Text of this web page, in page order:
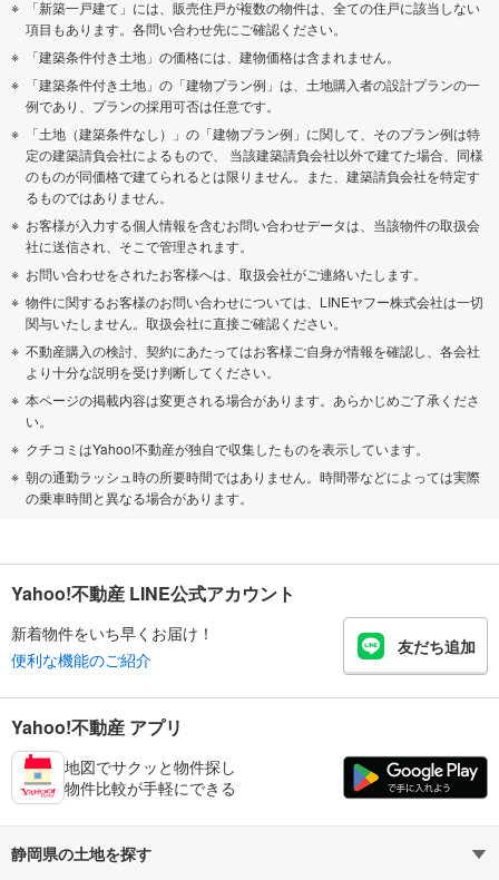
「新築一戸建て」には、販売住戸が複数の物件は、全ての住戸に該当しない
項目もあります。各問い合わせ先にご確認ください。
「建築条件付き土地」の価格には、建物価格は含まれません。
「建築条件付き土地」の「建物プラン例」は、土地購入者の設計プランの一
例であり、プランの採用可否は任意です。
「土地（建築条件なし）」の「建物プラン例」に関して、そのプラン例は特
定の建築請負会社によるもので、 当該建築請負会社以外で建てた場合、同様
のものが同価格で建てられるとは限りません。また、建築請負会社を特定す
るものではありません。
お客様が入力する個人情報を含むお問い合わせデータは、当該物件の取扱会
社に送信され、そこで管理されます。
お問い合わせをされたお客様へは、取扱会社がご連絡いたします。
物件に関するお客様のお問い合わせについては、LINEヤフー株式会社は一切
関与いたしません。取扱会社に直接ご確認ください。
不動産購入の検討、契約にあたってはお客様ご自身が情報を確認し、各会社
より十分な説明を受け判断してください。
本ページの掲載内容は変更される場合があります。あらかじめご了承くださ
い。
クチコミはYahoo!不動産が独自で収集したものを表示しています。
朝の通勤ラッシュ時の所要時間ではありません。時間帯などによっては実際
の乗車時間と異なる場合があります。
Yahoo!不動産 LINE公式アカウント
新着物件をいち早くお届け！
便利な機能のご紹介
友だち追加
Yahoo!不動産 アプリ
地図でサクッと物件探し
物件比較が手軽にできる
静岡県の土地を探す